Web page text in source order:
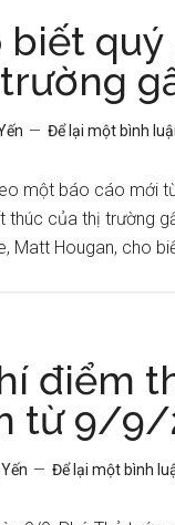
Để lại một bình
một báo cáo mới
thúc của thị trường
Matt Hougan, cho
điểm
từ 9/9/
Để lại một bình